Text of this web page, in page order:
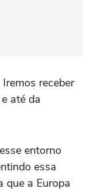
receber
até da
entorno
essa
que a Europa